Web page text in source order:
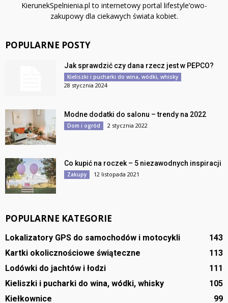
KierunekSpelnienia.pl to internetowy portal lifestyle’owo-
zakupowy dla ciekawych świata kobiet.
POPULARNE POSTY
Jak sprawdzić czy dana rzecz jest w PEPCO?
Kieliszki i pucharki do wina, wódki, whisky
28 stycznia 2024
Modne dodatki do salonu – trendy na 2022
Dom i ogród 2 stycznia 2022
Co kupić na roczek – 5 niezawodnych inspiracji
Zakupy 12 listopada 2021
POPULARNE KATEGORIE
Lokalizatory GPS do samochodów i motocykli
143
Kartki okolicznościowe świąteczne
113
Lodówki do jachtów i łodzi
111
Kieliszki i pucharki do wina, wódki, whisky
105
Kiełkownice
99